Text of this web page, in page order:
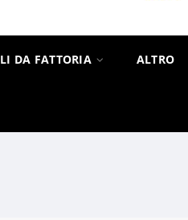
DA FATTORIA ALTRO